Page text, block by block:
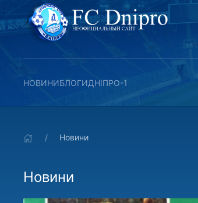
НОВИНИБЛОГИДНІПРО-1
Новини
Новини